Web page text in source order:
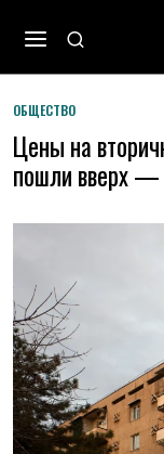
ОБЩЕСТВО
Цены на
пошли вверх